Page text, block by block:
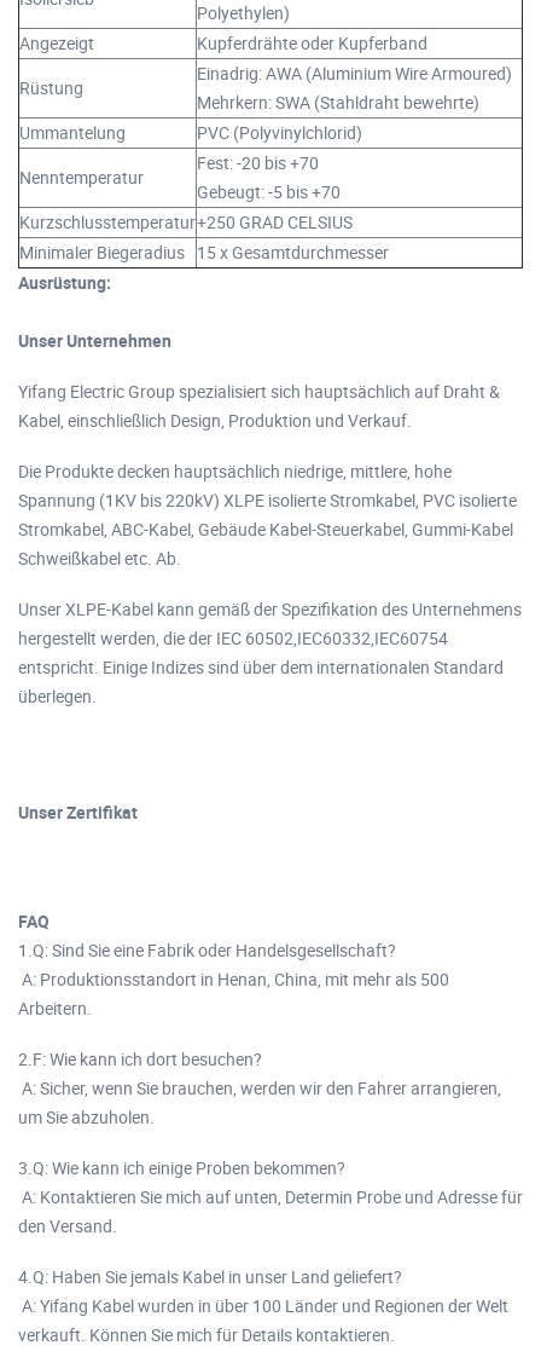
Polyethylen)
Angezeigt
Kupferdrähte oder Kupferband
Rüstung
Einadrig: AWA (Aluminium Wire Armoured)
Mehrkern: SWA (Stahldraht bewehrte)
Ummantelung
PVC (Polyvinylchlorid)
Nenntemperatur
Fest: -20 bis +70
Gebeugt: -5 bis +70
Kurzschlusstemperatur+250 GRAD CELSIUS
Minimaler Biegeradius 15 x Gesamtdurchmesser
Ausrüstung:
Unser Unternehmen
Yifang Electric Group spezialisiert sich hauptsächlich auf Draht &
Kabel, einschließlich Design, Produktion und Verkauf.
Die Produkte decken hauptsächlich niedrige, mittlere, hohe
Spannung (1KV bis 220kV) XLPE isolierte Stromkabel, PVC isolierte
Stromkabel, ABC-Kabel, Gebäude Kabel-Steuerkabel, Gummi-Kabel
Schweißkabel etc. Ab.
Unser XLPE-Kabel kann gemäß der Spezifikation des Unternehmens
hergestellt werden, die der IEC 60502,IEC60332,IEC60754
entspricht. Einige Indizes sind über dem internationalen Standard
überlegen.
Unser Zertifikat
FAQ
1.Q: Sind Sie eine Fabrik oder Handelsgesellschaft?
A: Produktionsstandort in Henan, China, mit mehr als 500
Arbeitern.
2.F: Wie kann ich dort besuchen?
A: Sicher, wenn Sie brauchen, werden wir den Fahrer arrangieren,
um Sie abzuholen.
3.Q: Wie kann ich einige Proben bekommen?
A: Kontaktieren Sie mich auf unten, Determin Probe und Adresse für
den Versand.
4.Q: Haben Sie jemals Kabel in unser Land geliefert?
A: Yifang Kabel wurden in über 100 Länder und Regionen der Welt
verkauft. Können Sie mich für Details kontaktieren.